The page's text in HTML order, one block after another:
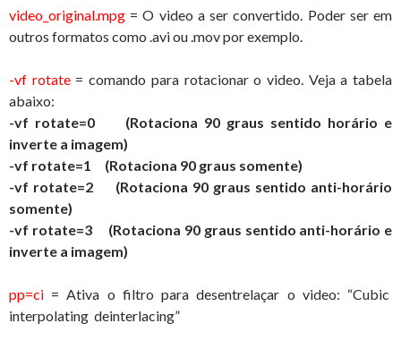
video_original.mpg = O video a ser convertido. Poder ser em
outros formatos como .avi ou .mov por exemplo.
-vf rotate= comando para rotacionar o video. Veja a tabela
abaixo:
-vf rotate=0 (Rotaciona 90 graus sentido horário e
inverte a imagem)
-vf rotate=1 (Rotaciona 90 graus somente)
-vf rotate=2 (Rotaciona 90 graus sentido anti-horário
somente)
-vf rotate=3 (Rotaciona 90 graus sentido anti-horário e
inverte a imagem)
pp=ci = Ativa o filtro para desentrelaçar o video: “Cubic
interpolating deinterlacing”